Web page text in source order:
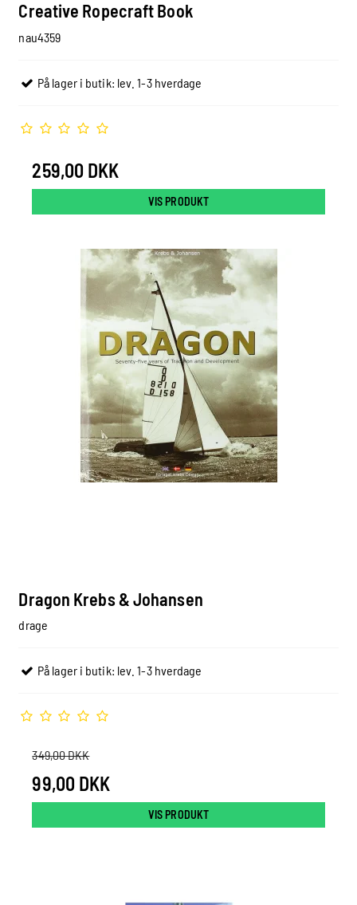
Creative Ropecraft Book
nau4359
På lager i butik: lev. 1-3 hverdage
259,00 DKK
VIS PRODUKT
Dragon Krebs & Johansen
drage
På lager i butik: lev. 1-3 hverdage
349,00 DKK
99,00 DKK
VIS PRODUKT